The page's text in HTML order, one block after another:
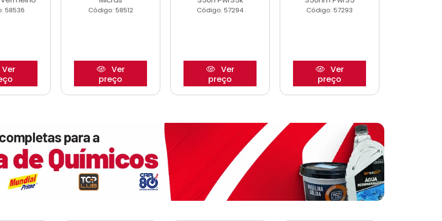
58536
Ver
Código: 58512
Ver
preço
Código: 57294
Ver
preço
Código: 57293
Ver
preço